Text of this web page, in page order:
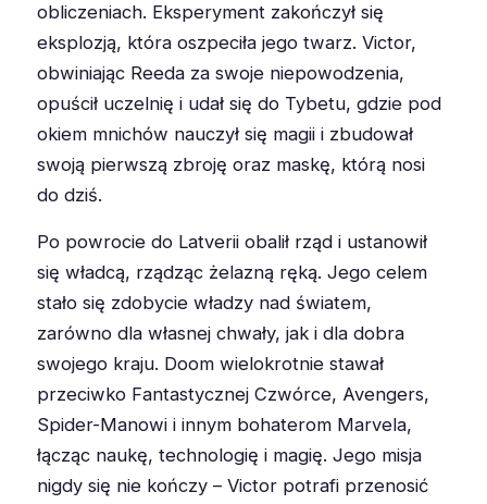
obliczeniach. Eksperyment zakończył się
eksplozją, która oszpeciła jego twarz. Victor,
obwiniając Reeda za swoje niepowodzenia,
opuścił uczelnię i udał się do Tybetu, gdzie pod
okiem mnichów nauczył się magii i zbudował
swoją pierwszą zbroję oraz maskę, którą nosi
do dziś.
Po powrocie do Latverii obalił rząd i ustanowił
się władcą, rządząc żelazną ręką. Jego celem
stało się zdobycie władzy nad światem,
zarówno dla własnej chwały, jak i dla dobra
swojego kraju. Doom wielokrotnie stawał
przeciwko Fantastycznej Czwórce, Avengers,
Spider-Manowi i innym bohaterom Marvela,
łącząc naukę, technologię i magię. Jego misja
nigdy się nie kończy – Victor potrafi przenosić